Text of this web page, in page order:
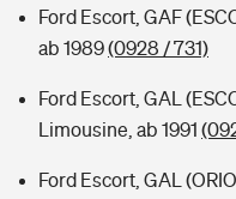
Ford Escort, GAF
ab 1989(0928 / 731)
Ford Escort, GAL
Limousine, ab 1991
Ford Escort, GAL